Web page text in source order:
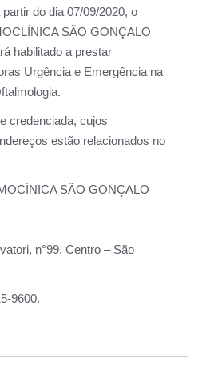
partir do dia07/09/2020, o
SÃO GONÇALO
habilitado a prestar
Urgência e Emergência na
credenciada, cujos
estão relacionados no
SÃO GONÇALO
n°99, Centro – São
9600.